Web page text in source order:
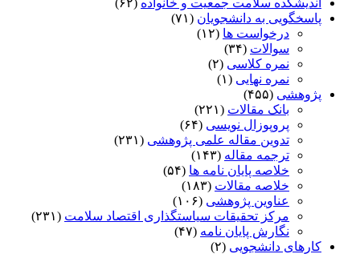
پاسخگویی به دانشجویان (۷۱)
درخواست ها (۱۲)
سوالات (۳۴)
نمره کلاسی (۲)
نمره نهایی (۱)
پژوهشی (۴۵۵)
بانک مقالات (۲۲۱)
پروپوزال نویسی (۶۴)
تدوین مقاله علمی پژوهشی (۲۳۱)
ترجمه مقاله (۱۴۳)
خلاصه پایان نامه ها (۵۴)
خلاصه مقالات (۱۸۳)
عناوین پژوهشی (۱۰۶)
مرکز تحقیقات سیاستگذاری اقتصاد سلامت (۲۳۱)
نگارش پایان نامه (۴۷)
کارهای دانشجویی (۲)